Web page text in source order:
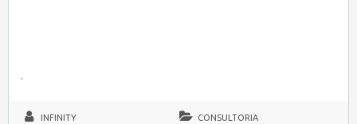
.
INFINITY
CONSULTORIA